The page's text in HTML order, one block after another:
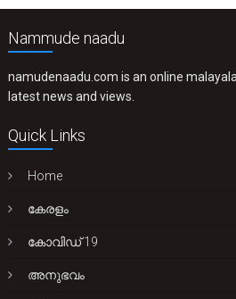
Nammude naadu
namudenaadu.com is an online
latest news and views.
Quick Links
Home
കേരളം
കോവിഡ് 19
അനുഭവം